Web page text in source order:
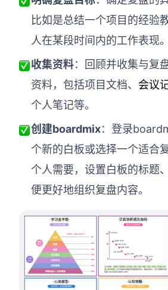
企业版申请试用
满足企业级团队协作和管理需求
帮助支持
帮助中心
获取详细功能指南和技术支持
探索创意灵感与高效协作技巧
定价
比如是总结一个项目的经验
人在某段时间内的工作表现。
收集资料：回顾并收集与复
资料，包括项目文档、 会议
个人笔记等。
创建boardmix：登录
个新的白板或选择一个适合
个人需要，设置白板的标题
便更好地组织复盘内容。